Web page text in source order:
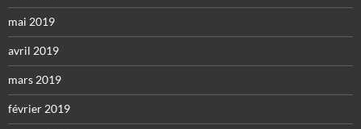
mai 2019
avril 2019
mars 2019
février 2019